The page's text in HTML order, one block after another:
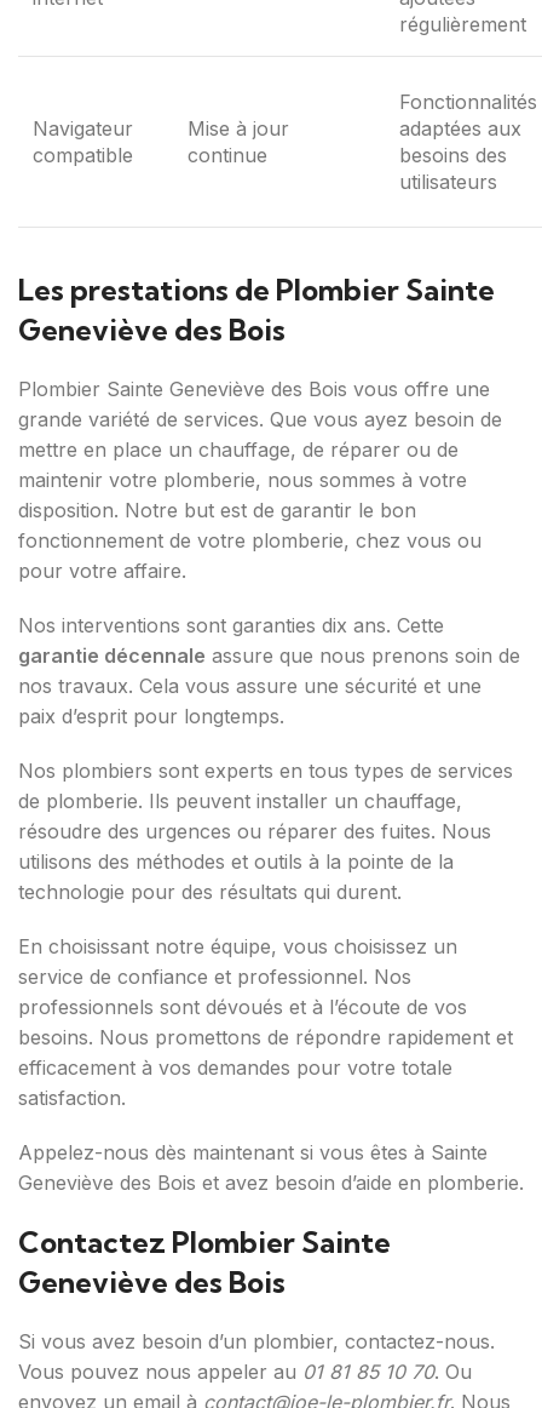
régulièrement
Navigateur
compatible
Mise à jour
continue
Fonctionnalités
adaptées aux
besoins des
utilisateurs
Les prestations de Plombier Sainte
Geneviève des Bois
Plombier Sainte Geneviève des Bois vous offre une
grande variété de services. Que vous ayez besoin de
mettre en place un chauffage, de réparer ou de
maintenir votre plomberie, nous sommes à votre
disposition. Notre but est de garantir le bon
fonctionnement de votre plomberie, chez vous ou
pour votre affaire.
Nos interventions sont garanties dix ans. Cette
garantie décennale assure que nous prenons soin de
nos travaux. Cela vous assure une sécurité et une
paix d’esprit pour longtemps.
Nos plombiers sont experts en tous types de services
de plomberie. Ils peuvent installer un chauffage,
résoudre des urgences ou réparer des fuites. Nous
utilisons des méthodes et outils à la pointe de la
technologie pour des résultats qui durent.
En choisissant notre équipe, vous choisissez un
service de confiance et professionnel. Nos
professionnels sont dévoués et à l’écoute de vos
besoins. Nous promettons de répondre rapidement et
efficacement à vos demandes pour votre totale
satisfaction.
Appelez-nous dès maintenant si vous êtes à Sainte
Geneviève des Bois et avez besoin d’aide en plomberie.
Contactez Plombier Sainte
Geneviève des Bois
Si vous avez besoin d’un plombier, contactez-nous.
Vous pouvez nous appeler au 01 81 85 10 70. Ou
envoyez un email à contact@joe-le-plombier.fr. Nous